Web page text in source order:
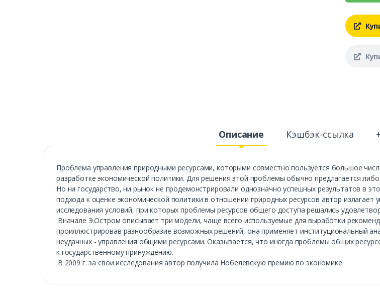
Описание Кэшбэк-ссылка
Проблема управления природными ресурсами, которыми совместно пользуется большое
разработке экономической политики. Для решения этой проблемы обычно предлагается
Но ни государство, ни рынок не продемонстрировали однозначно успешных результатов в
подхода к оценке экономической политики в отношении природных ресурсов автор излагает
исследования условий, при которых проблемы ресурсов общего доступа решались
.Вначале Э.Остром описывает три модели, чаще всего используемые для выработки
проиллюстрировав разнообразие возможных решений, она применяет институциональный
неудачных - управления общими ресурсами. Оказывается, что иногда проблемы общих
к государственному принуждению.
.В 2009 г. за свои исследования автор получила Нобелевскую премию по экономике.